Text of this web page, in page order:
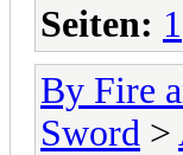
Seiten: 1
By Fire
Sword >